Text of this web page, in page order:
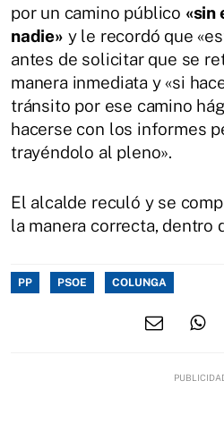
por un camino público «sin
nadie» y le recordó que
antes de solicitar que se
manera inmediata y «si
tránsito por ese camino
hacerse con los informes
trayéndolo al pleno».
El alcalde reculó y se
la manera correcta, dentro
PP PSOE COLUNGA